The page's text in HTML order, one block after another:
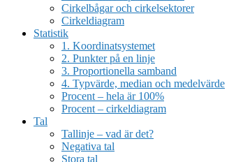
Cirkelbågar och cirkelsektorer
Cirkeldiagram
Statistik
1. Koordinatsystemet
2. Punkter på en linje
3. Proportionella samband
4. Typvärde, median och medelvärde
Procent – hela är 100%
Procent – cirkeldiagram
Tal
Tallinje – vad är det?
Negativa tal
Stora tal